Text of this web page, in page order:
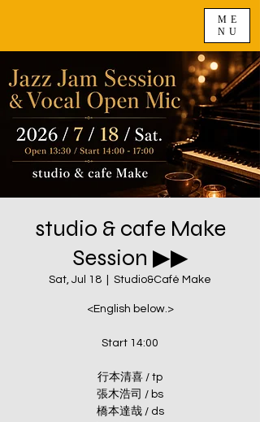
ME
NU
studio & cafe Make
Session ▶︎▶︎
Sat, Jul 18 Studio&Café Make
<English below.>
Start 14:00
行本清喜 / tp
張木浩司 / bs
橋本達哉 / ds